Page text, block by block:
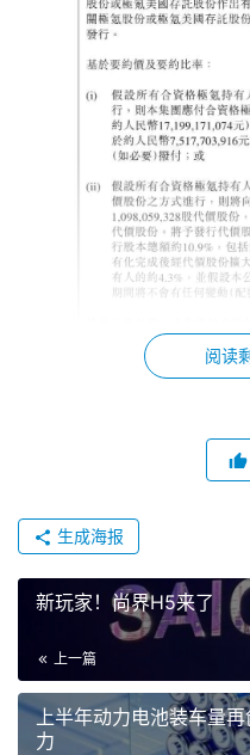
吉利控股集团董事长
《台州宣言》，宣布企业
略整合正是落实宣言的关
创新能力、盈利水平和可
步推动吉利控股集团实现
创造更大价值。”
阅读
生成海报
新玩家！尚界H5来了
上一篇
上半年动力电池装车量
力